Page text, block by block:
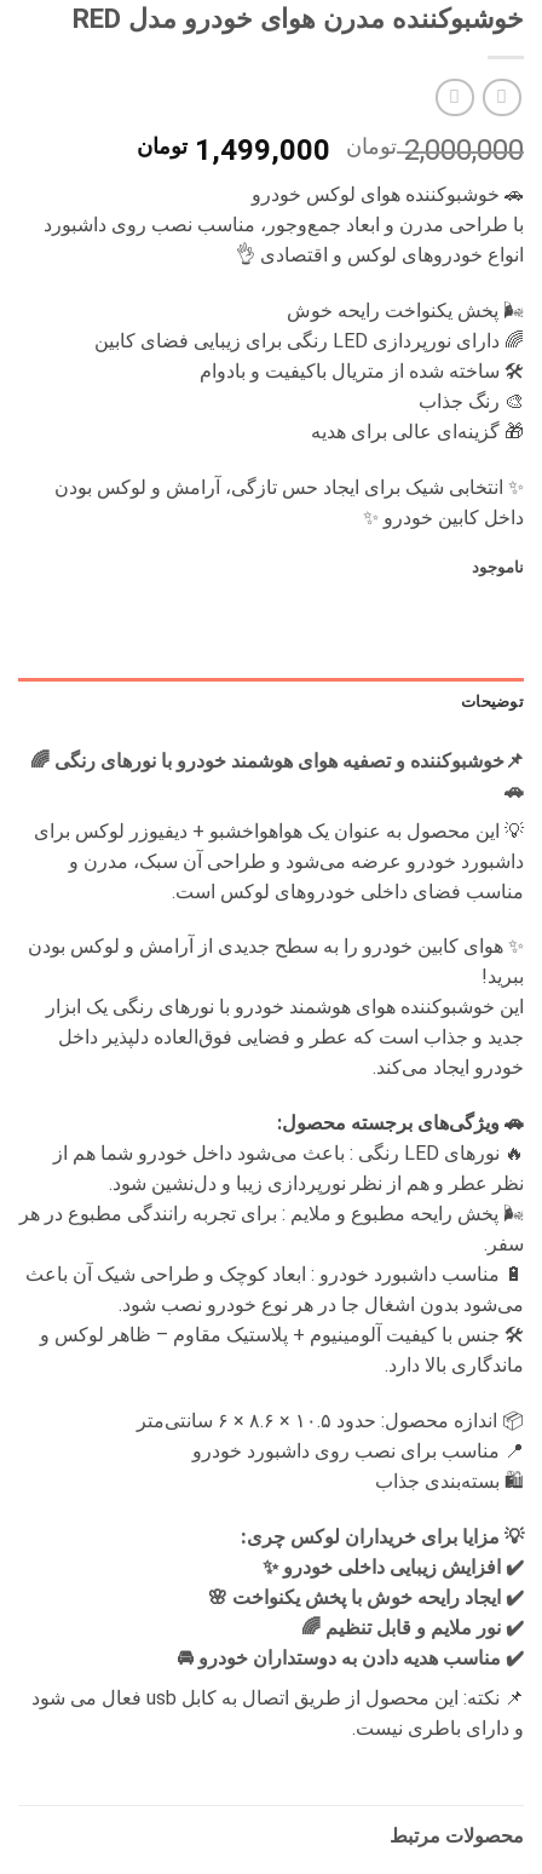
خوشبوکننده مدرن هوای خودرو مدل RED
2,000,000 تومان
قیمت
بود.
1,499,000 تومان
است.
🚗 خوشبوکننده هوای لوکس خودرو
با طراحی مدرن و ابعاد جمع‌وجور، مناسب نصب روی داشبورد
انواع خودروهای لوکس و اقتصادی 👌
🌬️ پخش یکنواخت رایحه خوش
🌈 دارای نورپردازی LED رنگی برای زیبایی فضای کابین
🛠️ ساخته شده از متریال باکیفیت و بادوام
🎨 رنگ‌ جذاب
🎁 گزینه‌ای عالی برای هدیه
✨ انتخابی شیک برای ایجاد حس تازگی، آرامش و لوکس بودن
داخل کابین خودرو ✨
ناموجود
توضیحات
📌خوشبوکننده و تصفیه هوای هوشمند خودرو با نورهای رنگی 🌈
🚗
💡 این محصول به عنوان یک هواهواخشبو + دیفیوزر لوکس برای
داشبورد خودرو عرضه می‌شود و طراحی آن سبک، مدرن و
مناسب فضای داخلی خودروهای لوکس است.
✨ هوای کابین خودرو را به سطح جدیدی از آرامش و لوکس بودن
ببرید!
این خوشبوکننده هوای هوشمند خودرو با نورهای رنگی یک ابزار
جدید و جذاب است که عطر و فضایی فوق‌العاده دلپذیر داخل
خودرو ایجاد می‌کند.
🚗 ویژگی‌های برجسته محصول:
🔥 نورهای LED رنگی : باعث می‌شود داخل خودرو شما هم از
نظر عطر و هم از نظر نورپردازی زیبا و دل‌نشین شود.
🌬️ پخش رایحه مطبوع و ملایم : برای تجربه رانندگی مطبوع در هر
سفر.
🔋 مناسب داشبورد خودرو : ابعاد کوچک و طراحی شیک آن باعث
می‌شود بدون اشغال جا در هر نوع خودرو نصب شود.
🛠️ جنس با کیفیت آلومینیوم + پلاستیک مقاوم – ظاهر لوکس و
ماندگاری بالا دارد.
📦 اندازه محصول: حدود ۱۰.۵ × ۸.۶ × ۶ سانتی‌متر
📍 مناسب برای نصب روی داشبورد خودرو
🛍️ بسته‌بندی جذاب
💡 مزایا برای خریداران لوکس چری:
✔️ افزایش زیبایی داخلی خودرو ✨
✔️ ایجاد رایحه خوش با پخش یکنواخت 🌸
✔️ نور ملایم و قابل تنظیم 🌈
✔️ مناسب هدیه دادن به دوستداران خودرو 🚘
📌 نکته: این محصول از طریق اتصال به کابل usb فعال می شود
و دارای باطری نیست.
محصولات مرتبط